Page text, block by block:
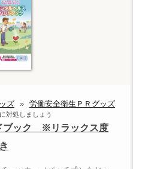
ズ » 労働安全衛生ＰＲグッズ
対処しましょう
ブック ※リラックス度